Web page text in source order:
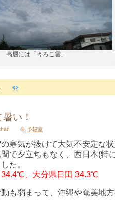
高層には「うろこ雲」
い！
予報室
寒気が抜けて大気不安定な
で夕立ちもなく、西日本(特
た。
、大分県日田 34.3℃
も弱まって、沖縄や奄美地